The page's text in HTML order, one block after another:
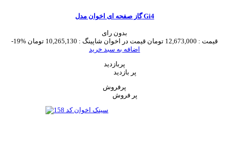
گاز صفحه ای اخوان مدل Gi4
بدون رای
-19%
قیمت : 12,673,000 تومان قیمت در اخوان شاپینگ : 10,265,130 تومان
اضافه به سبد خرید
پربازدید
پر بازدید
پرفروش